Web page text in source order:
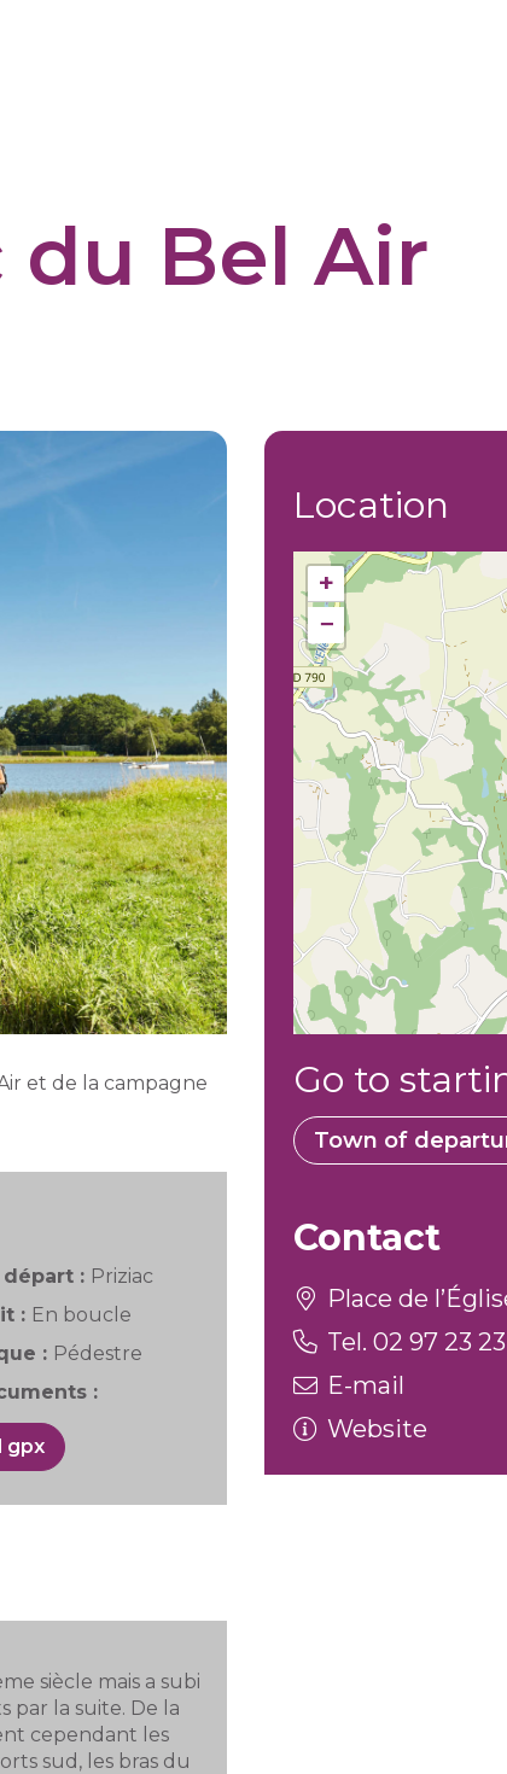
Bel Air
et de la campagne
: Priziac
: En boucle
: Pédestre
:
gpx
siècle mais a subi
par la suite. De la
cependant les
sud, les bras du
Location
+
−
Go to
Town of
Contact
Place de
Tel. 02 97 23
E-mail
Website